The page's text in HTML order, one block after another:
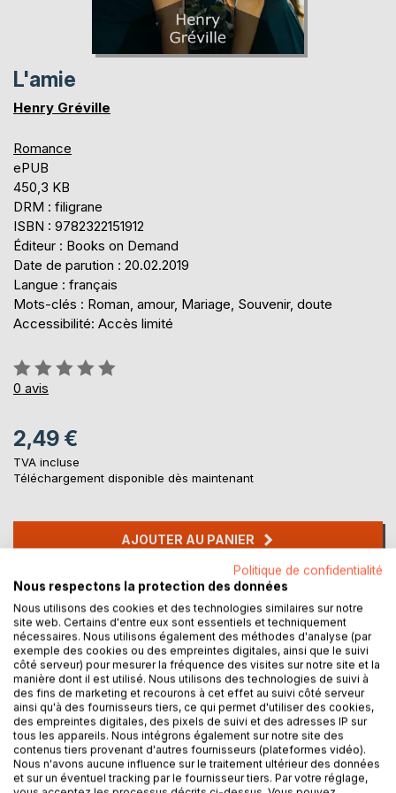
L'amie
Henry Gréville
Romance
ePUB
450,3 KB
DRM : filigrane
ISBN : 9782322151912
Éditeur : Books on Demand
Date de parution : 20.02.2019
Langue : français
Mots-clés : Roman, amour, Mariage, Souvenir, doute
Accessibilité: Accès limité
Évaluation:
0%
0 avis
2,49 €
TVA incluse
Téléchargement disponible dès maintenant
AJOUTER AU PANIER
Ajouter à ma liste d'envies
Laisser un avis
DESCRIPTION
Politique de confidentialité
Nous respectons la protection des données
Nous utilisons des cookies et des technologies similaires sur notre
site web. Certains d'entre eux sont essentiels et techniquement
nécessaires. Nous utilisons également des méthodes d'analyse (par
exemple des cookies ou des empreintes digitales, ainsi que le suivi
côté serveur) pour mesurer la fréquence des visites sur notre site et la
manière dont il est utilisé. Nous utilisons des technologies de suivi à
des fins de marketing et recourons à cet effet au suivi côté serveur
ainsi qu'à des fournisseurs tiers, ce qui permet d'utiliser des cookies,
des empreintes digitales, des pixels de suivi et des adresses IP sur
tous les appareils. Nous intégrons également sur notre site des
contenus tiers provenant d'autres fournisseurs (plateformes vidéo).
Nous n'avons aucune influence sur le traitement ultérieur des données
et sur un éventuel tracking par le fournisseur tiers. Par votre réglage,